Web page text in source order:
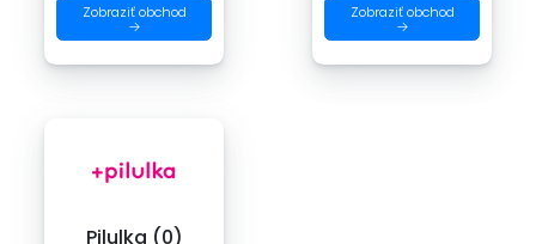
Zobraziť obchod
→
Zobraziť obchod
→
Pilulka (0)